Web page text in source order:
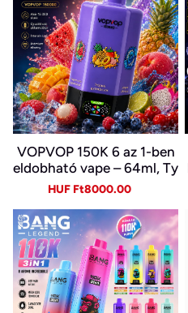
VOPVOP 150K 6 az 1-ben
eldobható vape – 64ml, Ty
pe-C, LED kijelző
Sale
HUF Ft8000.00